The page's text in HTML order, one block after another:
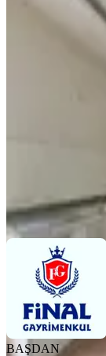
FİNAL
Ara
BAŞDAN